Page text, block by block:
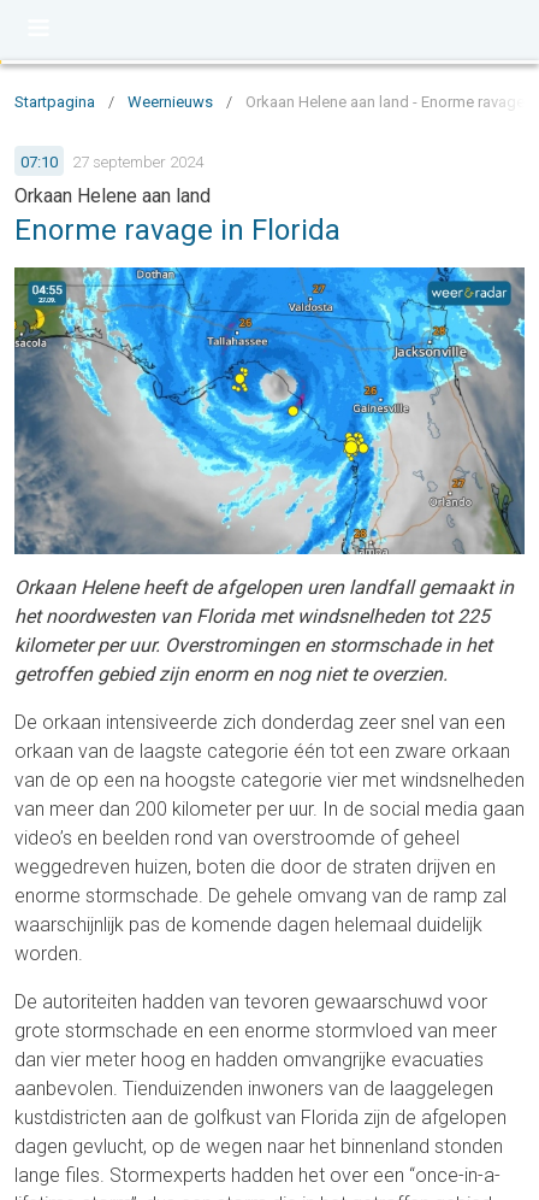
Startpagina / Weernieuws / Orkaan Helene aan land - Enorme ravage
07:10 27 september 2024
Orkaan Helene aan land
Enorme ravage in Florida
Orkaan Helene heeft de afgelopen uren landfall gemaakt in
het noordwesten van Florida met windsnelheden tot 225
kilometer per uur. Overstromingen en stormschade in het
getroffen gebied zijn enorm en nog niet te overzien.
De orkaan intensiveerde zich donderdag zeer snel van een
orkaan van de laagste categorie één tot een zware orkaan
van de op een na hoogste categorie vier met windsnelheden
van meer dan 200 kilometer per uur. In de social media gaan
video’s en beelden rond van overstroomde of geheel
weggedreven huizen, boten die door de straten drijven en
enorme stormschade. De gehele omvang van de ramp zal
waarschijnlijk pas de komende dagen helemaal duidelijk
worden.
De autoriteiten hadden van tevoren gewaarschuwd voor
grote stormschade en een enorme stormvloed van meer
dan vier meter hoog en hadden omvangrijke evacuaties
aanbevolen. Tienduizenden inwoners van de laaggelegen
kustdistricten aan de golfkust van Florida zijn de afgelopen
dagen gevlucht, op de wegen naar het binnenland stonden
lange files. Stormexperts hadden het over een “once-in-a-